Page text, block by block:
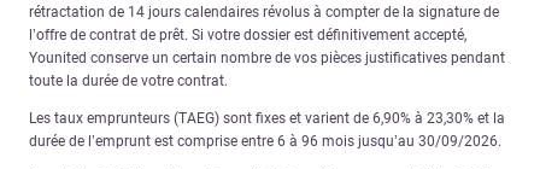
rétractation de 14 jours calendaires révolus à compter de la signature de
l’offre de contrat de prêt. Si votre dossier est définitivement accepté,
Younited conserve un certain nombre de vos pièces justificatives pendant
toute la durée de votre contrat.
Les taux emprunteurs (TAEG) sont fixes et varient de 6,90% à 23,30% et la
durée de l’emprunt est comprise entre 6 à 96 mois jusqu’au 30/09/2026.